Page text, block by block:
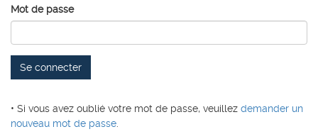
Mot de passe
• Si vous avez oublié votre mot de passe, veuillez demander un
nouveau mot de passe